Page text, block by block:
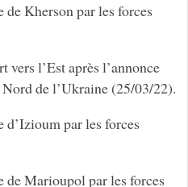
Kherson par les forces
vers l’Est après l’annonce
de l’Ukraine (25/03/22).
par les forces
Marioupol par les forces